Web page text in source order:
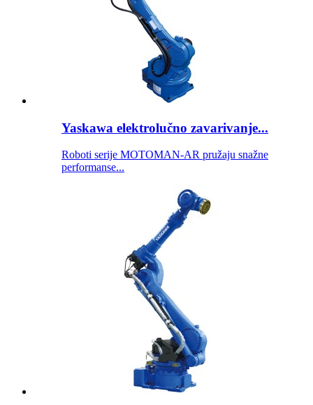
Yaskawa elektrolučno zavarivanje...
Roboti serije MOTOMAN-AR pružaju snažne
performanse...